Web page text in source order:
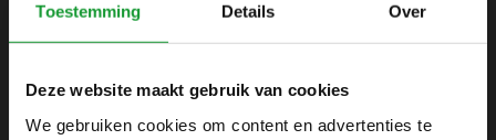
Toestemming Details Over
Deze website maakt gebruik van cookies
We gebruiken cookies om content en advertenties te
SHIRTSUPPLIER.NL
Webshop voor mannen